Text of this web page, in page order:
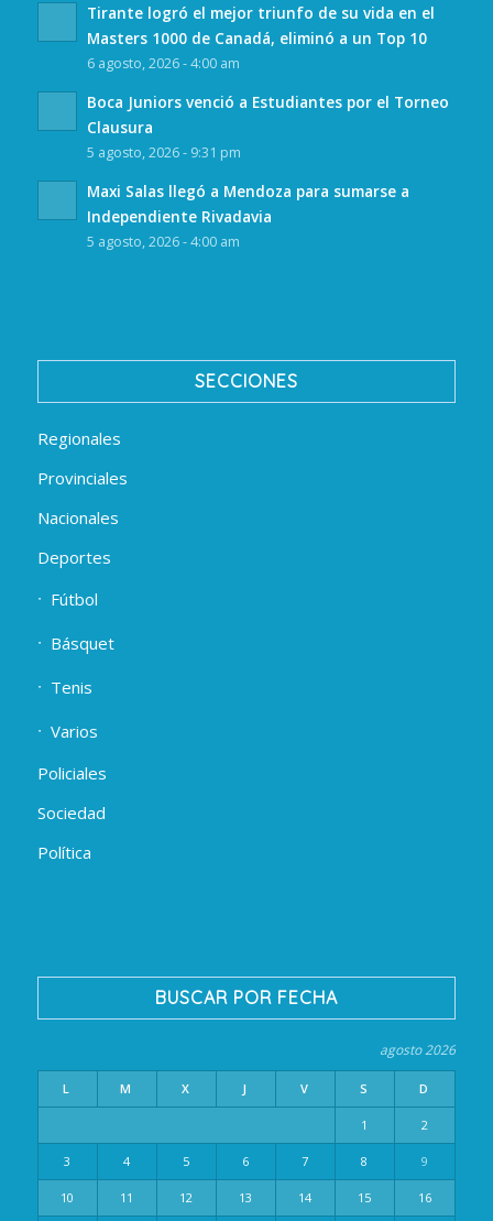
Tirante logró el mejor triunfo de su vida en el
Masters 1000 de Canadá, eliminó a un Top 10
6 agosto, 2026 - 4:00 am
Boca Juniors venció a Estudiantes por el Torneo
Clausura
5 agosto, 2026 - 9:31 pm
Maxi Salas llegó a Mendoza para sumarse a
Independiente Rivadavia
5 agosto, 2026 - 4:00 am
SECCIONES
Regionales
Provinciales
Nacionales
Deportes
Fútbol
Básquet
Tenis
Varios
Policiales
Sociedad
Política
BUSCAR POR FECHA
agosto 2026
L M X J V S D
1 2
3 4 5 6 7 8 9
10 11 12 13 14 15 16